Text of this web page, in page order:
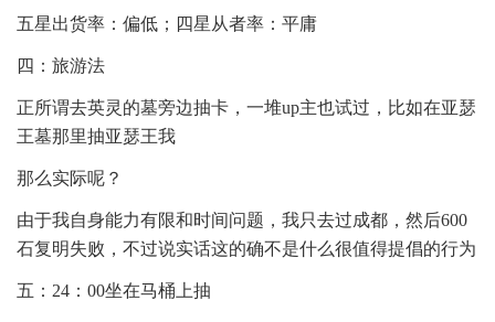
五星出货率：偏低；四星从者率：平庸
四：旅游法
正所谓去英灵的墓旁边抽卡，一堆up主也试过，比如在亚瑟
王墓那里抽亚瑟王我
那么实际呢？
由于我自身能力有限和时间问题，我只去过成都，然后600
石复明失败，不过说实话这的确不是什么很值得提倡的行为
五：24：00坐在马桶上抽